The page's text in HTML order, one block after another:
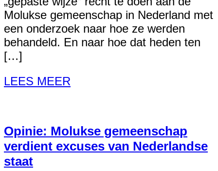
Molukse gemeenschap in Nederland met
een onderzoek naar hoe ze werden
behandeld. En naar hoe dat heden ten
[…]
LEES MEER
Opinie: Molukse gemeenschap
verdient excuses van Nederlandse
staat